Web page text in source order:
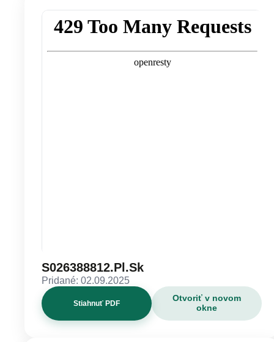
S026388812.Pl.Sk
Pridané: 02.09.2025
Stiahnuť PDF
Otvoriť v novom
okne